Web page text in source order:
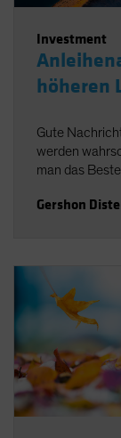
Investment
höheren
Gute
werden
man das
Gershon